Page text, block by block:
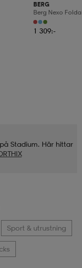
BERG
Berg Nexo
Led-Deck
1 309:-
Stadium. Här hittar
Sport & utrustning